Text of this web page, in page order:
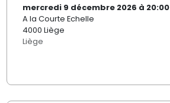
mercredi 9 décembre 2026 à 20:00
A la Courte Echelle
4000 Liège
Liège